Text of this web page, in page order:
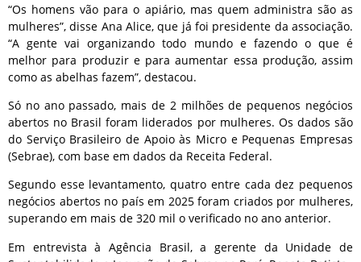
“Os homens vão para o apiário, mas quem administra são as
mulheres”, disse Ana Alice, que já foi presidente da associação.
“A gente vai organizando todo mundo e fazendo o que é
melhor para produzir e para aumentar essa produção, assim
como as abelhas fazem”, destacou.
Só no ano passado, mais de 2 milhões de pequenos negócios
abertos no Brasil foram liderados por mulheres. Os dados são
do Serviço Brasileiro de Apoio às Micro e Pequenas Empresas
(Sebrae), com base em dados da Receita Federal.
Segundo esse levantamento, quatro entre cada dez pequenos
negócios abertos no país em 2025 foram criados por mulheres,
superando em mais de 320 mil o verificado no ano anterior.
Em entrevista à Agência Brasil, a gerente da Unidade de